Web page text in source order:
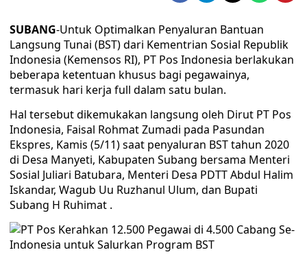
SUBANG-Untuk Optimalkan Penyaluran Bantuan
Langsung Tunai (BST) dari Kementrian Sosial Republik
Indonesia (Kemensos RI), PT Pos Indonesia berlakukan
beberapa ketentuan khusus bagi pegawainya,
termasuk hari kerja full dalam satu bulan.
Hal tersebut dikemukakan langsung oleh Dirut PT Pos
Indonesia, Faisal Rohmat Zumadi pada Pasundan
Ekspres, Kamis (5/11) saat penyaluran BST tahun 2020
di Desa Manyeti, Kabupaten Subang bersama Menteri
Sosial Juliari Batubara, Menteri Desa PDTT Abdul Halim
Iskandar, Wagub Uu Ruzhanul Ulum, dan Bupati
Subang H Ruhimat .